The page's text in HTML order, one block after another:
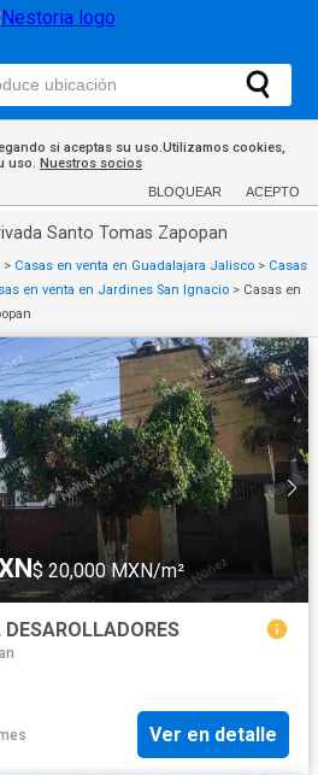
si aceptas su uso.Utilizamos cookies,
uso. Nuestros socios
BLOQUEAR ACEPTO
Santo Tomas Zapopan
> Casas en venta en Guadalajara Jalisco > Casas
en venta en Jardines San Ignacio > Casas en
$ 20,000 MXN/m²
Ver en detalle